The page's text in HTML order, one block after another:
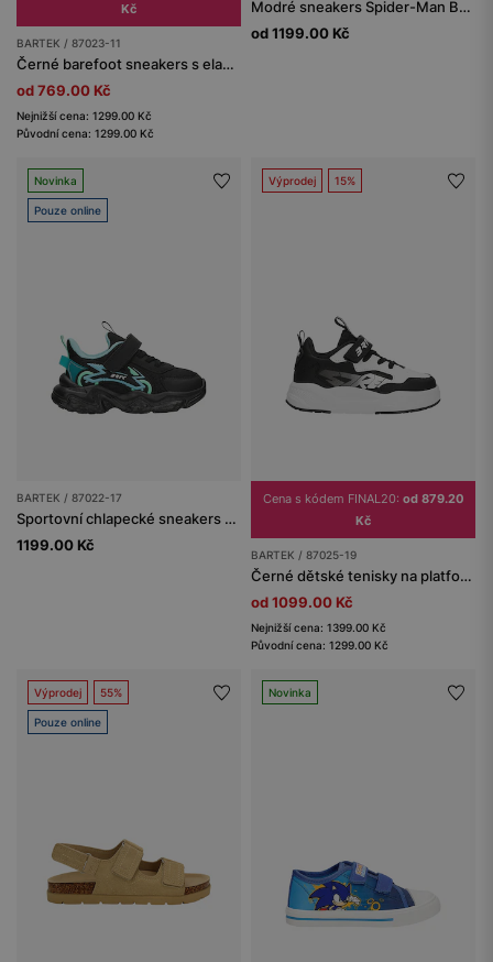
Kč
BARTEK / 87023-11
Černé barefoot sneakers s elastickými tkaničkami BARTEK 87023-11
od 769.00 Kč
Nejnižší cena: 1299.00 Kč
Původní cena: 1299.00 Kč
Modré sneakers Spider-Man BARTEK 87032-16
od 1199.00 Kč
Novinka
Pouze online
BARTEK / 87022-17
Sportovní chlapecké sneakers se síťovaným svrškem a futuristickými detaily BARTEK 87022-17
1199.00 Kč
Výprodej 15%
Cena s kódem FINAL20: od 879.20
Kč
BARTEK / 87025-19
Černé dětské tenisky na platformě BARTEK 87025-19
od 1099.00 Kč
Nejnižší cena: 1399.00 Kč
Původní cena: 1299.00 Kč
Výprodej 55%
Pouze online
Novinka